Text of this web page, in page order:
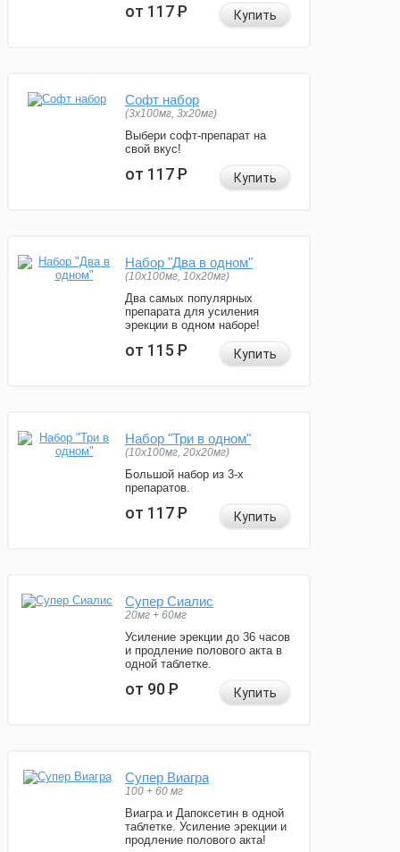
от 117Р Купить
Софт набор
(3x100мг, 3x20мг)
Выбери софт-препарат на
свой вкус!
от 117Р Купить
Набор "Два в одном"
(10x100мг, 10x20мг)
Два самых популярных
препарата для усиления
эрекции в одном наборе!
от 115Р Купить
Набор "Три в одном"
(10x100мг, 20x20мг)
Большой набор из 3-х
препаратов.
от 117Р Купить
Супер Сиалис
20мг + 60мг
Усиление эрекции до 36 часов
и продление полового акта в
одной таблетке.
от 90Р Купить
Супер Виагра
100 + 60 мг
Виагра и Дапоксетин в одной
таблетке. Усиление эрекции и
продление полового акта!